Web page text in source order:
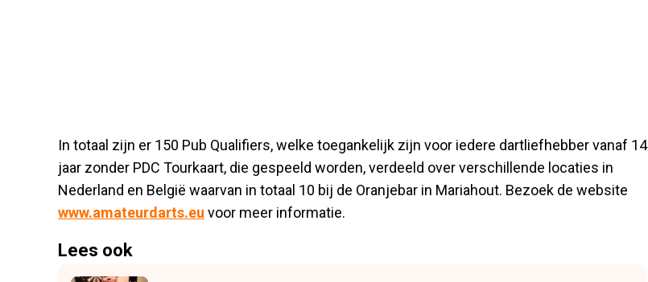
In totaal zijn er 150 Pub Qualifiers, welke toegankelijk zijn voor iedere dartliefhebber vanaf 14
jaar zonder PDC Tourkaart, die gespeeld worden, verdeeld over verschillende locaties in
Nederland en België waarvan in totaal 10 bij de Oranjebar in Mariahout. Bezoek de website
www.amateurdarts.eu voor meer informatie.
Lees ook